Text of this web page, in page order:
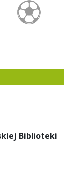
Biblioteki